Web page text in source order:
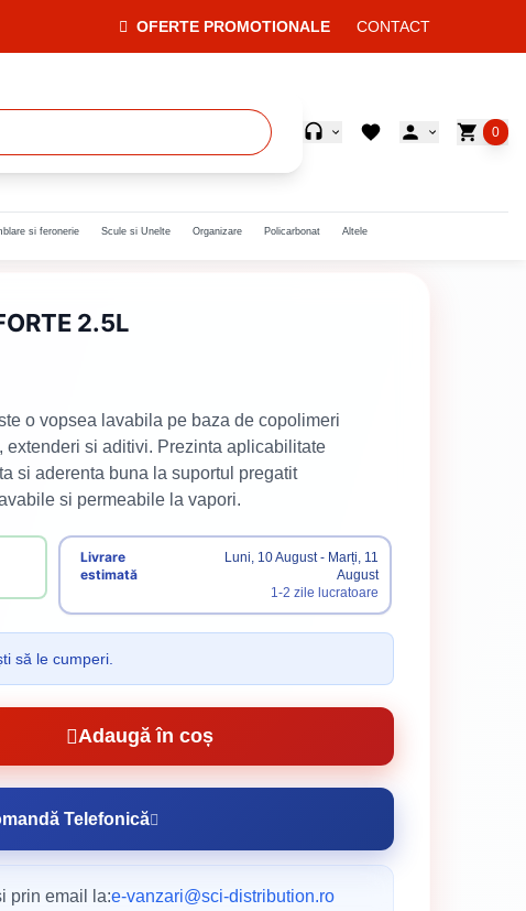
OFERTE PROMOTIONALE CONTACT
0
si feronerie Scule si Unelte Organizare Policarbonat Altele
2.5L
o vopsea lavabila pe baza de copolimeri
si aditivi. Prezinta aplicabilitate
si aderenta buna la suportul pregatit
si permeabile la vapori.
Livrare
estimată
Luni, 10 August - Marți, 11
August
1-2 zile lucratoare
să le cumperi.
Adaugă în coș
Telefonică
prin email la:e-vanzari@sci-distribution.ro